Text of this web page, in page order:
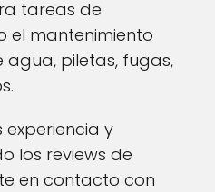
tareas de
el mantenimiento
agua, piletas, fugas,
experiencia y
los reviews de
en contacto con